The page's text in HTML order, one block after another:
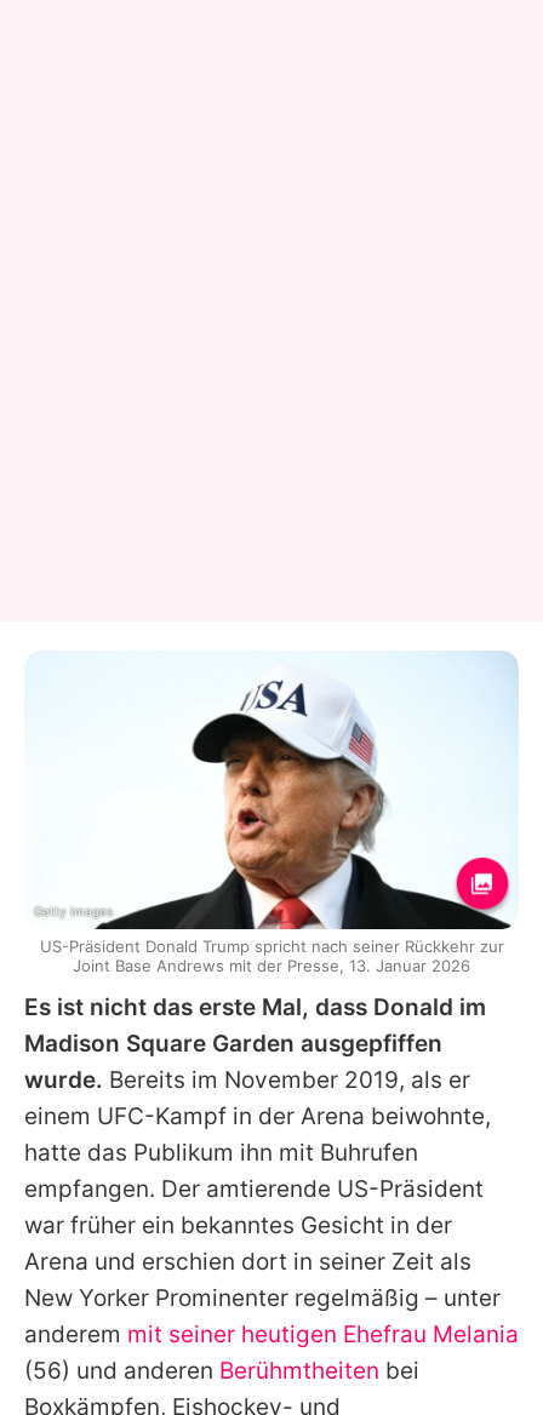
Es ist nicht das erste Mal, dass Donald im
Madison Square Garden ausgepfiffen
wurde. Bereits im November 2019, als er
einem UFC-Kampf in der Arena beiwohnte,
hatte das Publikum ihn mit Buhrufen
empfangen. Der amtierende US-Präsident
war früher ein bekanntes Gesicht in der
Arena und erschien dort in seiner Zeit als
New Yorker Prominenter regelmäßig – unter
anderem mit seiner heutigen Ehefrau Melania
(56) und anderen Berühmtheiten bei
Boxkämpfen, Eishockey- und
Getty Images
US-Präsident Donald Trump spricht nach seiner Rückkehr zur
Joint Base Andrews mit der Presse, 13. Januar 2026